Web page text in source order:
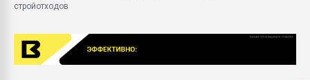
первый план в
стройотходов